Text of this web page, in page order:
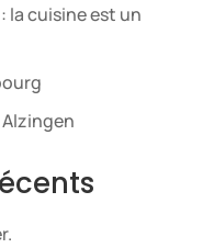
la cuisine est un